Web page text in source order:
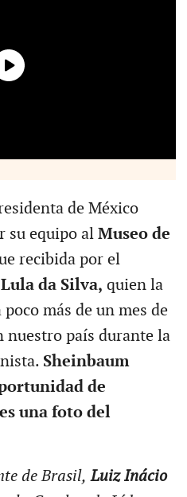
de México
su equipo al Museo de
recibida por el
da Silva, quien la
más de un mes de
nuestro país durante la
Sheinbaum
de
una foto del
de Brasil, Luiz Inácio